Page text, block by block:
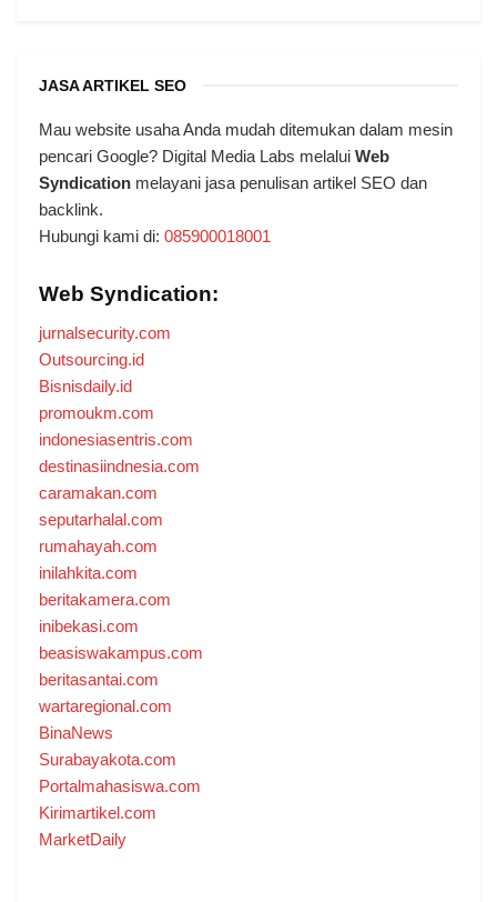
JASA ARTIKEL SEO
Mau website usaha Anda mudah ditemukan dalam mesin
pencari Google? Digital Media Labs melalui Web
Syndication melayani jasa penulisan artikel SEO dan
backlink.
Hubungi kami di: 085900018001
Web Syndication:
jurnalsecurity.com
Outsourcing.id
Bisnisdaily.id
promoukm.com
indonesiasentris.com
destinasiindnesia.com
caramakan.com
seputarhalal.com
rumahayah.com
inilahkita.com
beritakamera.com
inibekasi.com
beasiswakampus.com
beritasantai.com
wartaregional.com
BinaNews
Surabayakota.com
Portalmahasiswa.com
Kirimartikel.com
MarketDaily